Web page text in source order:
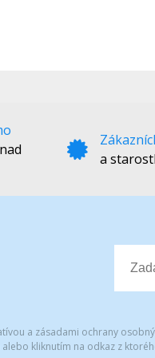
a
a zásadami ochrany
kliknutím na odkaz z